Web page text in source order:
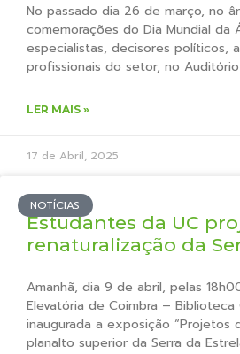
No passado dia 26 de março, no
comemorações do Dia Mundial da
especialistas, decisores políticos,
profissionais do setor, no Auditório
LER MAIS »
17 de Abril, 2025
NOTÍCIAS
Estudantes da UC
renaturalização da
Amanhã, dia 9 de abril, pelas
Elevatória de Coimbra – Biblioteca
inaugurada a exposição “Projetos
planalto superior da Serra da